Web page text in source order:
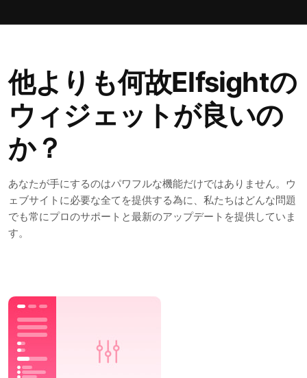
他よりも何故Elfsightの
ウィジェットが良いの
か？
あなたが手にするのはパワフルな機能だけではありません。ウ
ェブサイトに必要な全てを提供する為に、私たちはどんな問題
でも常にプロのサポートと最新のアップデートを提供していま
す。